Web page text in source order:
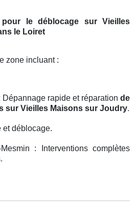
pour le déblocage sur Vieilles
le Loiret
zone incluant :
Dépannage rapide et réparation de
sur Vieilles Maisons sur Joudry.
et déblocage.
: Interventions complètes